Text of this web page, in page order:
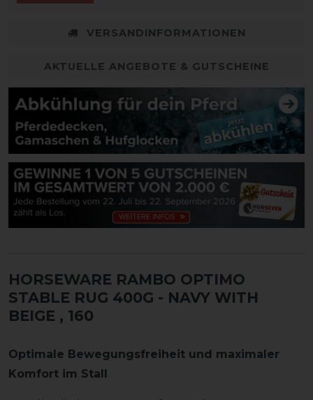
VERSANDINFORMATIONEN
AKTUELLE ANGEBOTE & GUTSCHEINE
HORSEWARE RAMBO OPTIMO
STABLE RUG 400G - NAVY WITH
BEIGE , 160
Optimale Bewegungsfreiheit und maximaler
Komfort im Stall